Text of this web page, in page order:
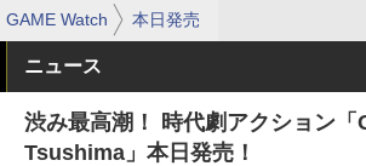
GAME Watch 本日発売
ニュース
渋み最高潮！ 時代劇アクション
Tsushima」本日発売！